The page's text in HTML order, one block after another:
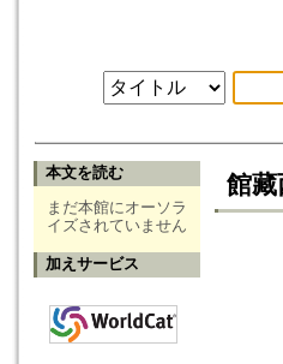
本文を読む
まだ本館にオーソラ
イズされていません
加えサービス
館藏